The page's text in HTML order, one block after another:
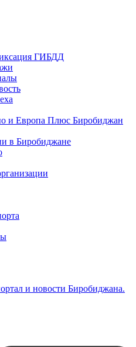
ГИБДД
и Европа Плюс Биробиджан
в Биробиджане